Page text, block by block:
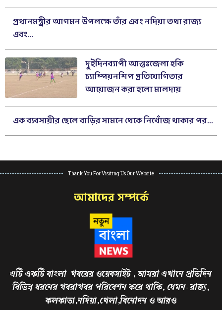
প্রধানমন্ত্রীর আগমন উপলক্ষে তাঁর এবং নদিয়া তথা রাজ্য
এবং...
দুইদিনব্যাপী আন্তঃজেলা হকি
চ্যাম্পিয়নশিপ প্রতিযোগিতার
আয়োজন করা হলো মালদায়
এক ব্যবসায়ীর ছেলে বাড়ির সামনে থেকে নিখোঁজ থাকার পর...
Thank You For Visiting Us Our Website
আমাদের সম্পর্কে
এটি একটি বাংলা খবরের ওয়েবসাইট , আমরা এখানে প্রতিদিন
বিভিন্ন ধরনের খবরাখবর পরিবেশন করে থাকি, যেমন- রাজ্য,
কলকাতা,নদিয়া,খেলা,বিনোদন ও আরও